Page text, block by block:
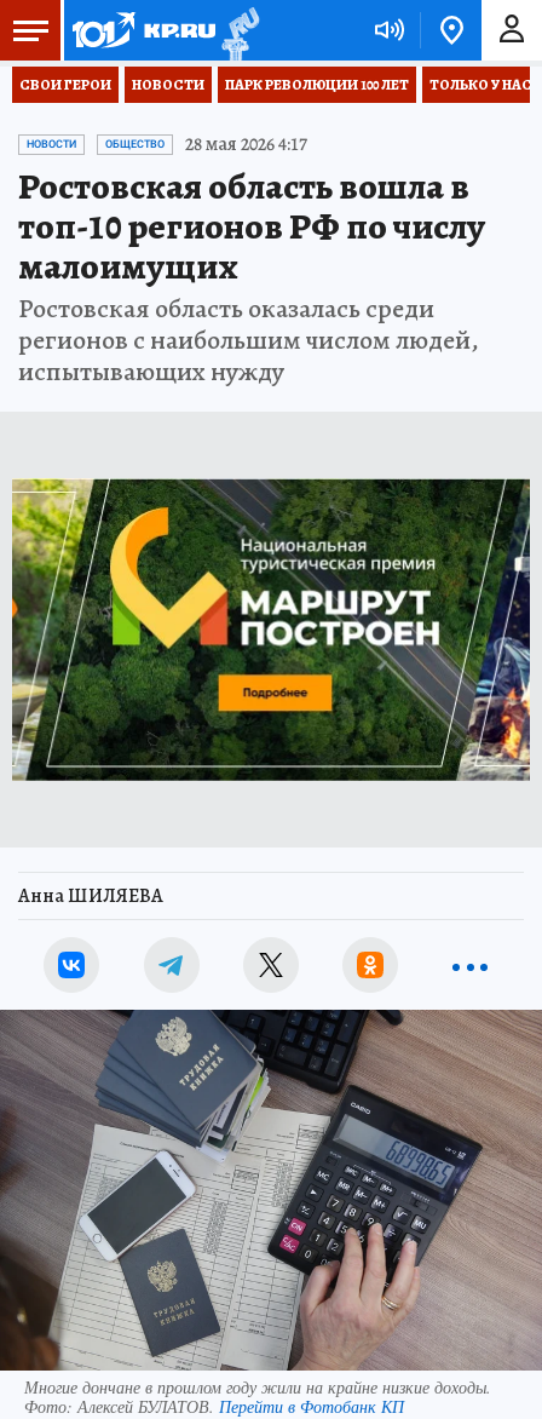
СВОИ ГЕРОИ НОВОСТИ ПАРК РЕВОЛЮЦИИ 100 ЛЕТ ТОЛЬКО У НАС
НОВОСТИ ОБЩЕСТВО 28 мая 2026 4:17
Ростовская область вошла в
топ-10 регионов РФ по числу
малоимущих
Ростовская область оказалась среди
регионов с наибольшим числом людей,
испытывающих нужду
Анна ШИЛЯЕВА
Многие дончане в прошлом году жили на крайне низкие доходы.
Фото: Алексей БУЛАТОВ. Перейти в Фотобанк КП